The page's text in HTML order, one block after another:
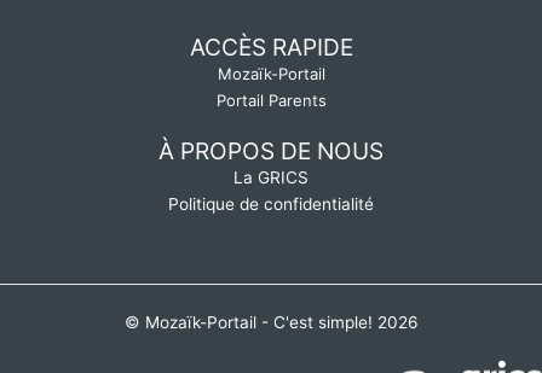
ACCÈS RAPIDE
Mozaïk-Portail
Portail Parents
À PROPOS DE NOUS
La GRICS
Politique de confidentialité
© Mozaïk-Portail - C'est simple! 2026